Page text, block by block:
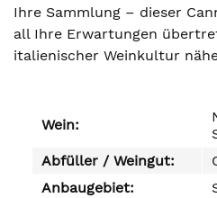
Ihre Sammlung – dieser
all Ihre Erwartungen
italienischer Weinkultur
Wein:
Abfüller / Weingut:
Anbaugebiet: